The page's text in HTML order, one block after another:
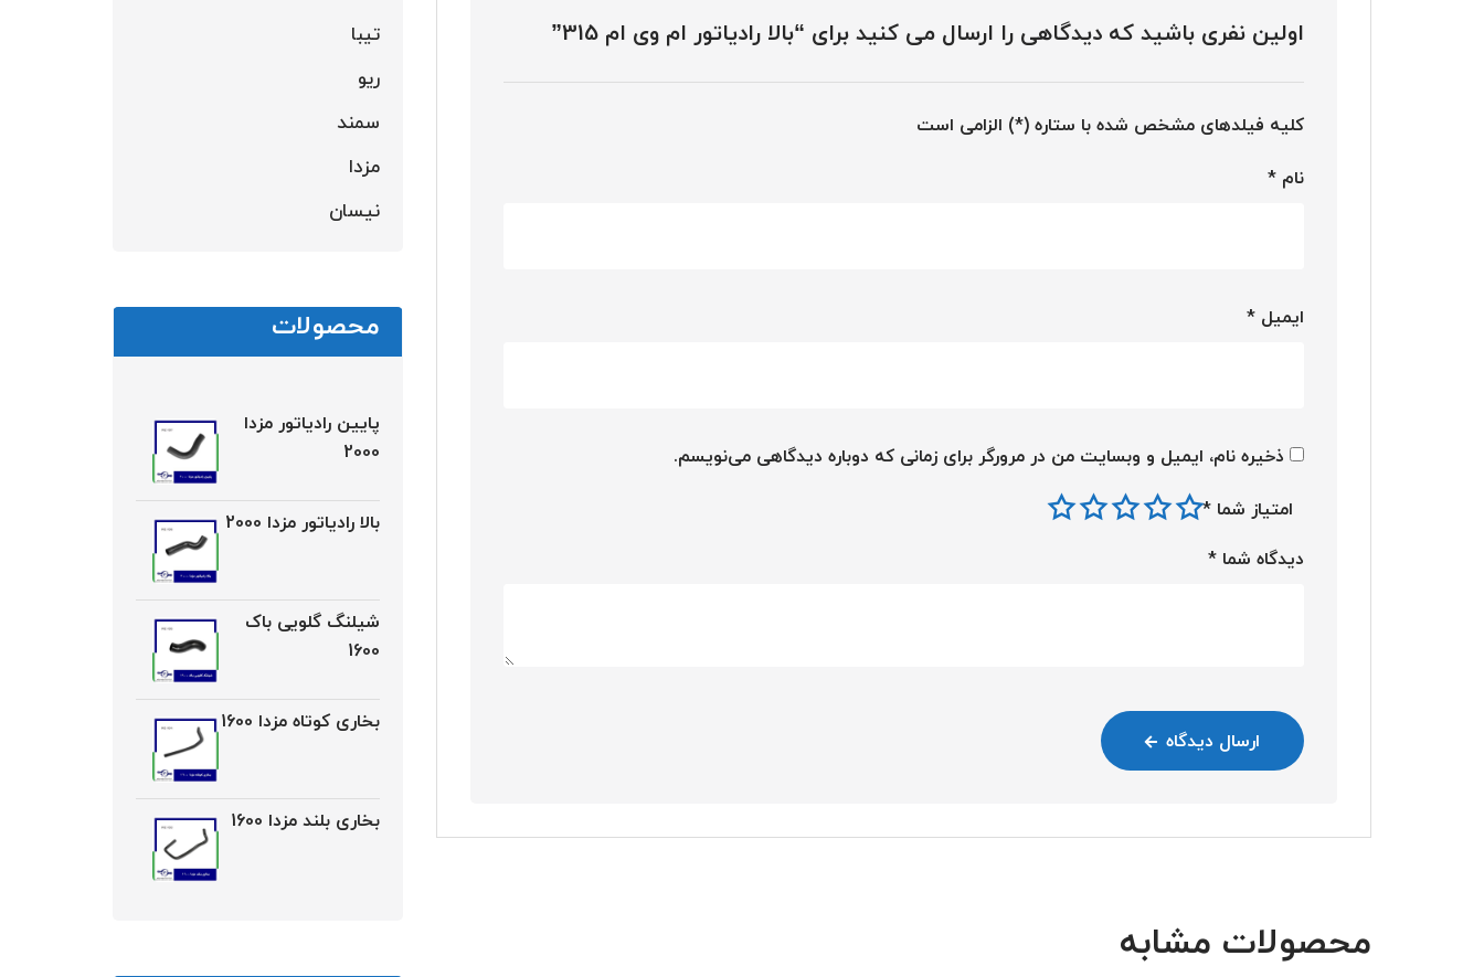
اولین نفری باشید که دیدگاهی را ارسال می کنید برای “بالا رادیاتور ام وی ام 315”
کلیه فیلدهای مشخص شده با ستاره (*) الزامی است
نام *
ایمیل *
ذخیره نام، ایمیل و وبسایت من در مرورگر برای زمانی که دوباره دیدگاهی می‌نویسم.
امتیاز شما *
دیدگاه شما *
ارسال دیدگاه
محصولات مشابه
تیبا
ریو
سمند
مزدا
نیسان
محصولات
پایین رادیاتور مزدا
2000
بالا رادیاتور مزدا 2000
شیلنگ گلویی باک
1600
بخاری کوتاه مزدا 1600
بخاری بلند مزدا 1600